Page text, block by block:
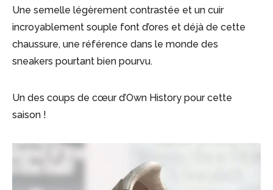
Une semelle légèrement contrastée et un cuir
incroyablement souple font d’ores et déjà de cette
chaussure, une référence dans le monde des
sneakers pourtant bien pourvu.
Un des coups de cœur d’Own History pour cette
saison !